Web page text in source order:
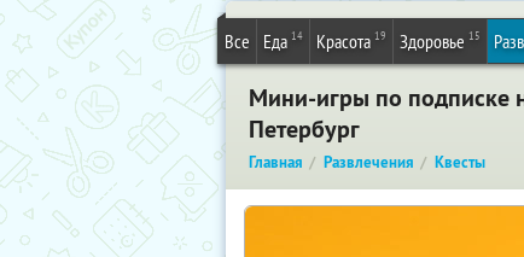
Все Еда 14 Красота 19 Здоровье 15
Мини-игры по подписке
Петербург
Главная Развлечения Квесты